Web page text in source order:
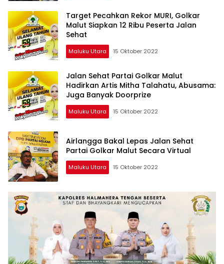
Target Pecahkan Rekor MURI, Golkar
Malut Siapkan 12 Ribu Peserta Jalan
Sehat
Maluku Utara 15 Oktober 2022
Jalan Sehat Partai Golkar Malut
Hadirkan Artis Mitha Talahatu, Abusama:
Juga Banyak Doorprize
Maluku Utara 15 Oktober 2022
Airlangga Bakal Lepas Jalan Sehat
Partai Golkar Malut Secara Virtual
Maluku Utara 15 Oktober 2022